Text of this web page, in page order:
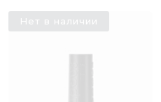
Нет в наличии